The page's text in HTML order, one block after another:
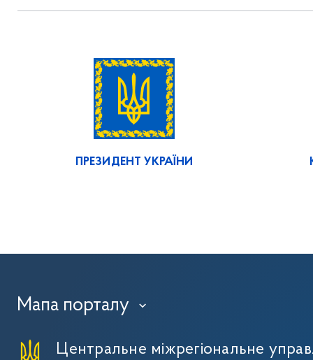
ПРЕЗИДЕНТ УКРАЇНИ
Мапа порталу ›
Центральне міжрегіональне